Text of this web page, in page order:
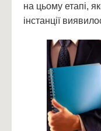
на цьому етапі,
інстанції